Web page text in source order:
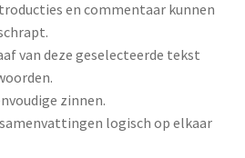
en commentaar kunnen
van deze geselecteerde tekst
zinnen.
logisch op elkaar